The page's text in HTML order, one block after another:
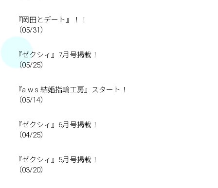
『岡田とデート』！！
（05/31）
『ゼクシィ』7月号掲載！
（05/25）
『a.w.s 結婚指輪工房』スタート！
（05/14）
『ゼクシィ』6月号掲載！
（04/25）
『ゼクシィ』5月号掲載！
（03/20）